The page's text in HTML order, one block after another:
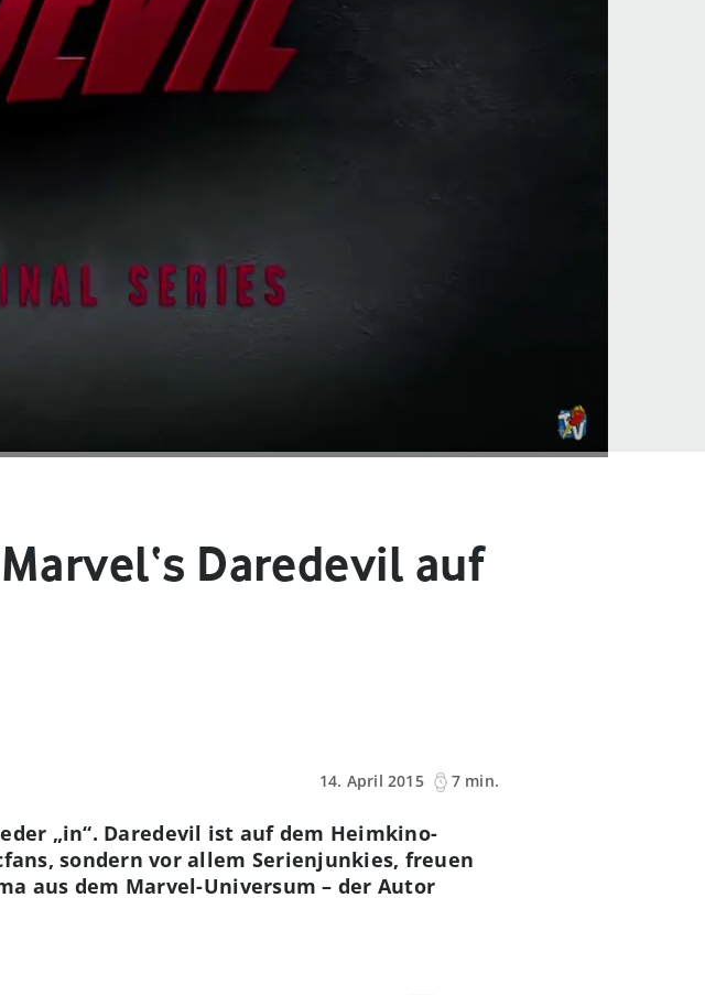
Daredevil auf
14. April 2015
7 min.
„in“. Daredevil ist auf dem Heimkino-
sondern vor allem Serienjunkies, freuen
aus dem Marvel-Universum – der Autor